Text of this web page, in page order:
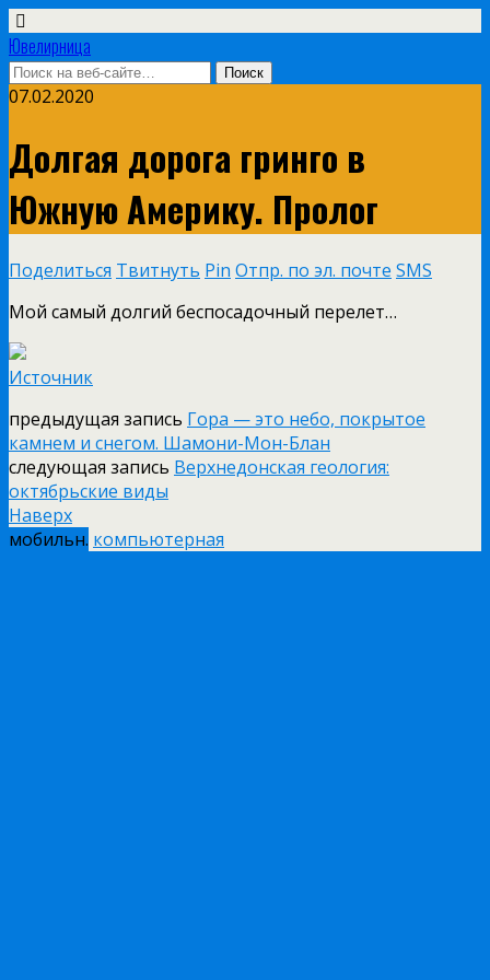
Ювелирница
07.02.2020
Долгая дорога гринго в
Южную Америку. Пролог
Поделиться Твитнуть Pin Отпр. по эл. почте SMS
Мой самый долгий беспосадочный перелет…
Источник
предыдущая запись Гора — это небо, покрытое
камнем и снегом. Шамони-Мон-Блан
следующая запись Верхнедонская геология:
октябрьские виды
Наверх
мобильн. компьютерная